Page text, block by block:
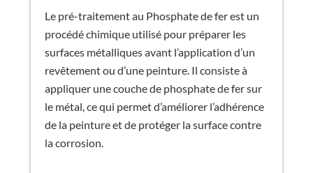
Le pré-traitement au Phosphate de fer est un
procédé chimique utilisé pour préparer les
surfaces métalliques avant l’application d’un
revêtement ou d’une peinture. Il consiste à
appliquer une couche de phosphate de fer sur
le métal, ce qui permet d’améliorer l’adhérence
de la peinture et de protéger la surface contre
la corrosion.